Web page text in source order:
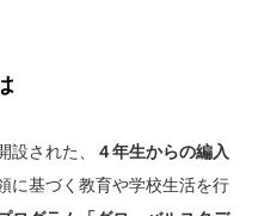
設された、
４年生からの編入
に基づく教育や学校生活を行